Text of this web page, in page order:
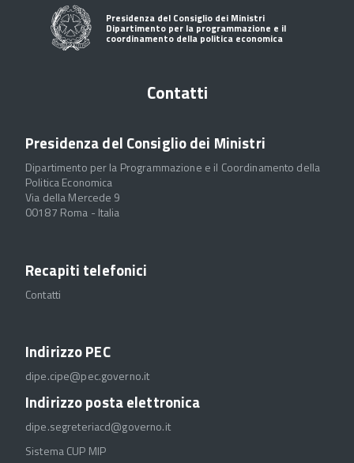
Presidenza del Consiglio dei Ministri
Dipartimento per la programmazione e il
coordinamento della politica economica
Contatti
Presidenza del Consiglio dei Ministri
Dipartimento per la Programmazione e il Coordinamento della
Politica Economica
Via della Mercede 9
00187 Roma - Italia
Recapiti telefonici
Contatti
Indirizzo PEC
dipe.cipe@pec.governo.it
Indirizzo posta elettronica
dipe.segreteriacd@governo.it
Sistema CUP MIP